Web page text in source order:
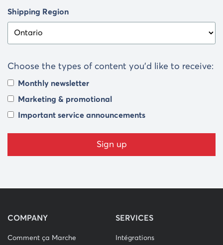
Shipping Region
Choose the types of content you’d like to receive:
Monthly newsletter
Marketing & promotional
Important service announcements
COMPANY
Comment ça Marche
SERVICES
Intégrations